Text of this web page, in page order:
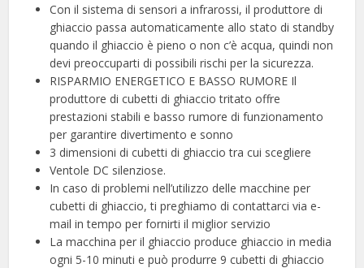
Con il sistema di sensori a infrarossi, il produttore di
ghiaccio passa automaticamente allo stato di standby
quando il ghiaccio è pieno o non c’è acqua, quindi non
devi preoccuparti di possibili rischi per la sicurezza.
RISPARMIO ENERGETICO E BASSO RUMORE Il
produttore di cubetti di ghiaccio tritato offre
prestazioni stabili e basso rumore di funzionamento
per garantire divertimento e sonno
3 dimensioni di cubetti di ghiaccio tra cui scegliere
Ventole DC silenziose.
In caso di problemi nell’utilizzo delle macchine per
cubetti di ghiaccio, ti preghiamo di contattarci via e-
mail in tempo per fornirti il ​​miglior servizio
La macchina per il ghiaccio produce ghiaccio in media
ogni 5-10 minuti e può produrre 9 cubetti di ghiaccio